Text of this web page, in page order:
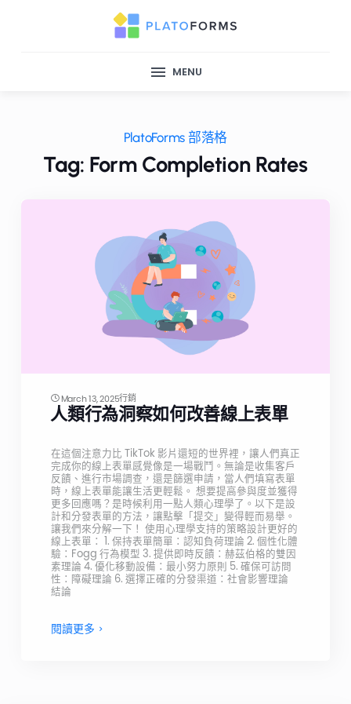
MENU
PlatoForms 部落格
Tag: Form Completion Rates
March 13, 2025行銷
人類行為洞察如何改善線上表單
在這個注意力比 TikTok 影片還短的世界裡，讓人們真正
完成你的線上表單感覺像是一場戰鬥。無論是收集客戶
反饋、進行市場調查，還是篩選申請，當人們填寫表單
時，線上表單能讓生活更輕鬆。 想要提高參與度並獲得
更多回應嗎？是時候利用一點人類心理學了。以下是設
計和分發表單的方法，讓點擊「提交」變得輕而易舉。
讓我們來分解一下！ 使用心理學支持的策略設計更好的
線上表單： 1. 保持表單簡單：認知負荷理論 2. 個性化體
驗：Fogg 行為模型 3. 提供即時反饋：赫茲伯格的雙因
素理論 4. 優化移動設備：最小努力原則 5. 確保可訪問
性：障礙理論 6. 選擇正確的分發渠道：社會影響理論
結論
閱讀更多